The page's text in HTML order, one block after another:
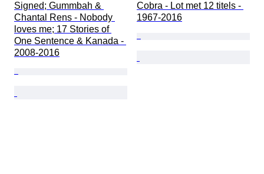
Signed; Gummbah &
Chantal Rens - Nobody
loves me; 17 Stories of
One Sentence & Kanada -
2008-2016
Cobra - Lot met 12 titels -
1967-2016